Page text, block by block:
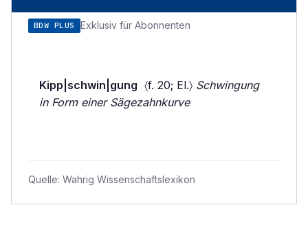
BDW PLUS Exklusiv für Abonnenten
Kipp|schwin|gung 〈f. 20; El.〉 Schwingung
in Form einer Sägezahnkurve
Quelle: Wahrig Wissenschaftslexikon